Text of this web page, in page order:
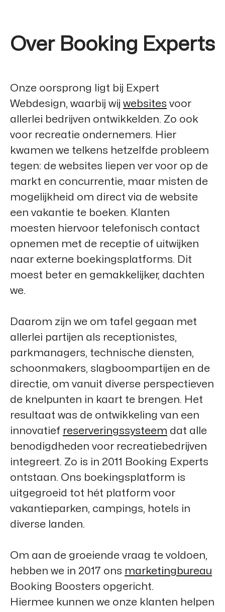
Over Booking Experts
Onze oorsprong ligt bij Expert
Webdesign, waarbij wij websites voor
allerlei bedrijven ontwikkelden. Zo ook
voor recreatie ondernemers. Hier
kwamen we telkens hetzelfde probleem
tegen: de websites liepen ver voor op de
markt en concurrentie, maar misten de
mogelijkheid om direct via de website
een vakantie te boeken. Klanten
moesten hiervoor telefonisch contact
opnemen met de receptie of uitwijken
naar externe boekingsplatforms. Dit
moest beter en gemakkelijker, dachten
we.
Daarom zijn we om tafel gegaan met
allerlei partijen als receptionistes,
parkmanagers, technische diensten,
schoonmakers, slagboompartijen en de
directie, om vanuit diverse perspectieven
de knelpunten in kaart te brengen. Het
resultaat was de ontwikkeling van een
innovatief reserveringssysteem dat alle
benodigdheden voor recreatiebedrijven
integreert. Zo is in 2011 Booking Experts
ontstaan. Ons boekingsplatform is
uitgegroeid tot hét platform voor
vakantieparken, campings, hotels in
diverse landen.
Om aan de groeiende vraag te voldoen,
hebben we in 2017 ons marketingbureau
Booking Boosters opgericht.
Hiermee kunnen we onze klanten helpen